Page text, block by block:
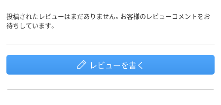
投稿されたレビューはまだありません。お客様のレビューコメントをお
待ちしています。
レビューを書く